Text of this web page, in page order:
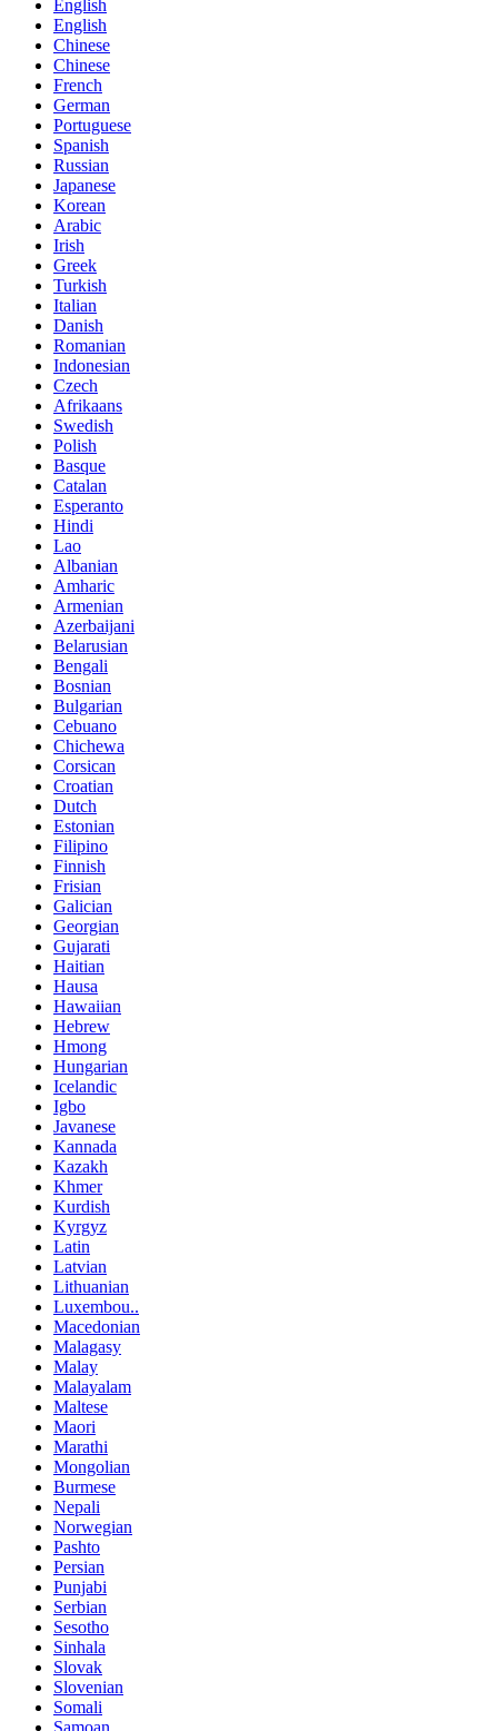
English
English
Chinese
Chinese
French
German
Portuguese
Spanish
Russian
Japanese
Korean
Arabic
Irish
Greek
Turkish
Italian
Danish
Romanian
Indonesian
Czech
Afrikaans
Swedish
Polish
Basque
Catalan
Esperanto
Hindi
Lao
Albanian
Amharic
Armenian
Azerbaijani
Belarusian
Bengali
Bosnian
Bulgarian
Cebuano
Chichewa
Corsican
Croatian
Dutch
Estonian
Filipino
Finnish
Frisian
Galician
Georgian
Gujarati
Haitian
Hausa
Hawaiian
Hebrew
Hmong
Hungarian
Icelandic
Igbo
Javanese
Kannada
Kazakh
Khmer
Kurdish
Kyrgyz
Latin
Latvian
Lithuanian
Luxembou..
Macedonian
Malagasy
Malay
Malayalam
Maltese
Maori
Marathi
Mongolian
Burmese
Nepali
Norwegian
Pashto
Persian
Punjabi
Serbian
Sesotho
Sinhala
Slovak
Slovenian
Somali